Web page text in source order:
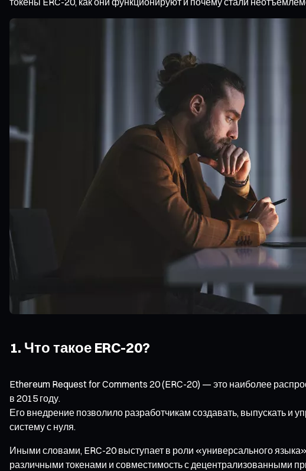
1. Что такое ERC-20?
Ethereum Request for Comments 20 (ERC-20) — это наиболее
в 2015 году.
Его внедрение позволило разработчикам создавать, выпускать и
систему с нуля.
Иными словами, ERC-20 выступает в роли «универсального
различными токенами и совместимость с децентрализованными